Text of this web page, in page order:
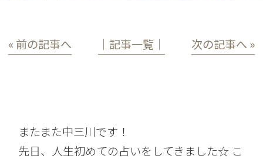
« 前の記事へ │記事一覧│ 次の記事へ »
またまた中三川です！
先日、人生初めての占いをしてきました☆ こ